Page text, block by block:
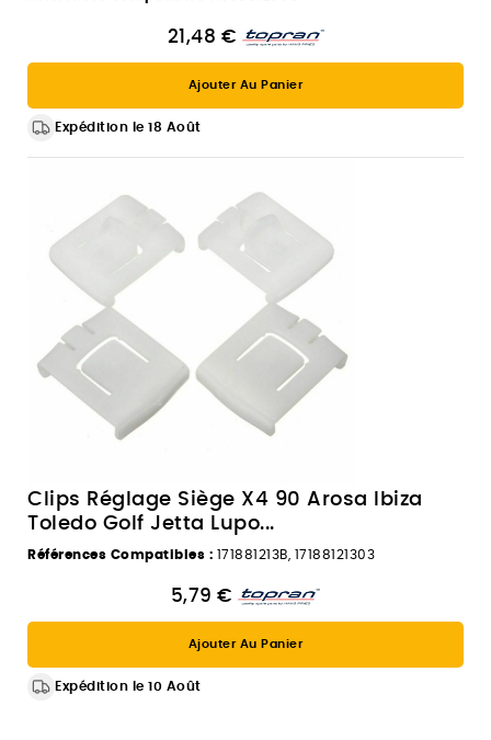
21,48 €
Ajouter Au Panier
Expédition le 18 Août
Clips Réglage Siège X4 90 Arosa Ibiza
Toledo Golf Jetta Lupo...
Références Compatibles : 171881213B, 17188121303
5,79 €
Ajouter Au Panier
Expédition le 10 Août